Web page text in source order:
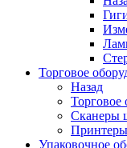
Торговое
Назад
Торговое
Сканеры
Принтеры
Упаковочное